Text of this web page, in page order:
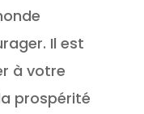
Il est
à votre
prospérité